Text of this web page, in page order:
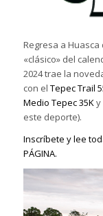
Regresa a
«clásico» del
2024 trae la
con el Tepec Trail
Medio Tepec 35Ky
este deporte).
Inscríbete y lee
PÁGINA.